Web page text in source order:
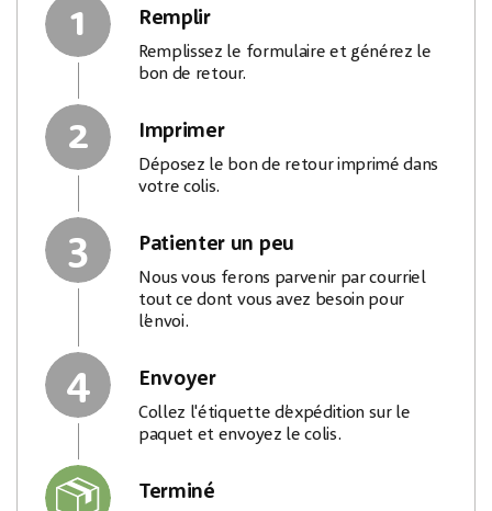
1 Remplir
Remplissez le formulaire et générez le
bon de retour.
2 Imprimer
Déposez le bon de retour imprimé dans
votre colis.
3 Patienter un peu
Nous vous ferons parvenir par courriel
tout ce dont vous avez besoin pour
l’envoi.
4 Envoyer
Collez l'étiquette d’expédition sur le
paquet et envoyez le colis.
Terminé